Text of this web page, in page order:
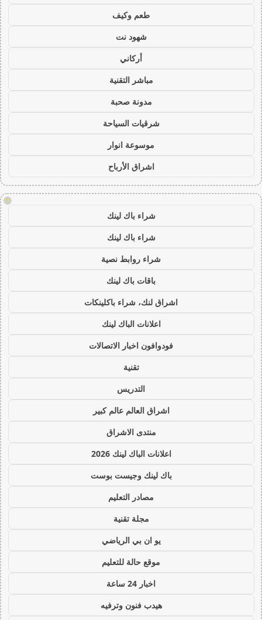
طعم وكيف
شهود نت
أركاني
مباشر التقنية
مدونة صحبة
شرقيات السياحة
موسوعة انوار
اشراق الأرباح
!
شراء باك لينك
شراء باك لينك
شراء روابط نصية
باقات باك لينك
اشراق لنك، شراء باكلينكات
اعلانات الباك لينك
فودوافون اخبار الاتصالات
تقنية
التدريس
اشراق العالم عالم كبير
منتدى الاشراق
اعلانات الباك لينك 2026
باك لينك وجيست بوست
مصادر التعليم
مجلة تقنية
يو ان بي الرياضي
موقع حالة للتعليم
اخبار 24 ساعة
هيدب فنون وترفيه